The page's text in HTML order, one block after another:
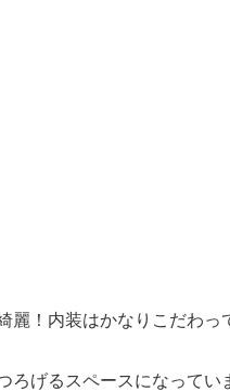
麗！内装はかなりこだわっ
ろげるスペースになってい